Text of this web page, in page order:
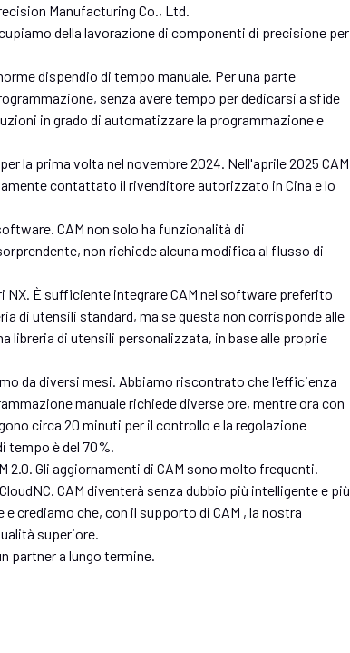
Manufacturing Co., Ltd.
della lavorazione di componenti di precisione per
dispendio di tempo manuale. Per una parte
senza avere tempo per dedicarsi a sfide
in grado di automatizzare la programmazione e
la prima volta nel novembre 2024. Nell'aprile 2025 CAM
contattato il rivenditore autorizzato in Cina e lo
CAM non solo ha funzionalità di
non richiede alcuna modifica al flusso di
È sufficiente integrare CAM nel software preferito
di utensili standard, ma se questa non corrisponde alle
libreria di utensili personalizzata, in base alle proprie
da diversi mesi. Abbiamo riscontrato che l'efficienza
manuale richiede diverse ore, mentre ora con
circa 20 minuti per il controllo e la regolazione
tempo è del 70%.
2.0. Gli aggiornamenti di CAM sono molto frequenti.
CAM diventerà senza dubbio più intelligente e più
crediamo che, con il supporto di CAM , la nostra
superiore.
partner a lungo termine.